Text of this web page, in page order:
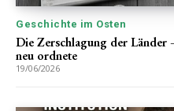
Geschichte im Osten
Die Zerschlagung der
neu ordnete
19/06/2026